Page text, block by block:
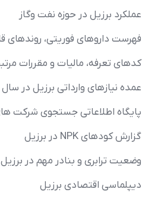
عملکرد برزيل در حوزه نفت وگاز
فهرست داروهاي فوريتي، روندهاي
کدهاي تعرفه، ماليات و مقررات
عمده نيازهاي وارداتي برزيل در سال 2022
پایگاه اطلاعاتی جستجوی شرکت
گزارش کودهای NPK در برزیل
وضعیت ترابری و بنادر مهم در برزیل
ديپلماسي اقتصادي برزيل